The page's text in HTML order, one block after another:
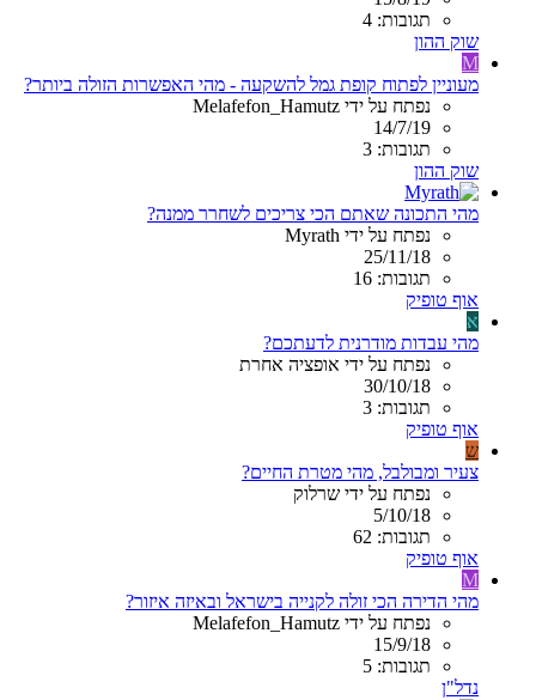
תגובות: 4
שוק ההון
M
מעוניין לפתוח קופת גמל להשקעה - מהי האפשרות הזולה ביותר?
נפתח על ידי Melafefon_Hamutz
14/7/19
תגובות: 3
שוק ההון
מהי התכונה שאתם הכי צריכים לשחרר ממנה?
נפתח על ידי Myrath
25/11/18
תגובות: 16
אוף טופיק
א
מהי עבדות מודרנית לדעתכם?
נפתח על ידי אופציה אחרת
30/10/18
תגובות: 3
אוף טופיק
ש
צעיר ומבולבל, מהי מטרת החיים?
נפתח על ידי שרלוק
5/10/18
תגובות: 62
אוף טופיק
M
מהי הדירה הכי זולה לקנייה בישראל ובאיזה איזור?
נפתח על ידי Melafefon_Hamutz
15/9/18
תגובות: 5
נדל"ן